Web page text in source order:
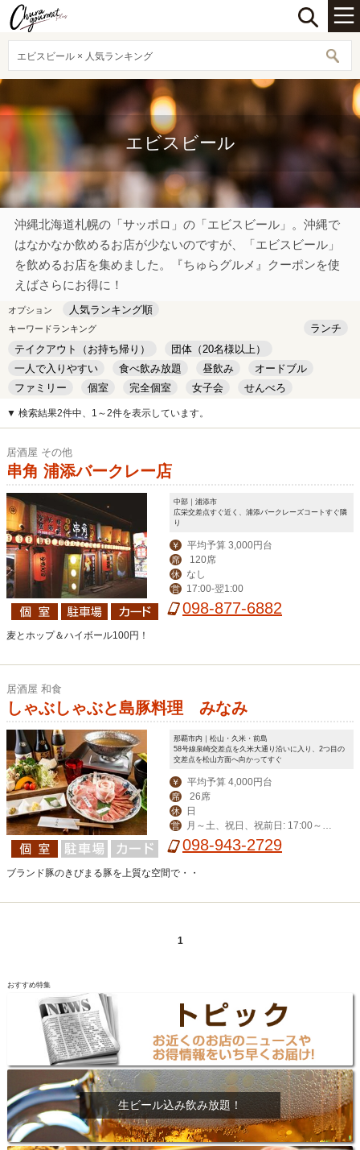
エビスビール × 人気ランキング
エビスビール
沖縄北海道札幌の「サッポロ」の「エビスビール」。沖縄で
はなかなか飲めるお店が少ないのですが、「エビスビール」
を飲めるお店を集めました。『ちゅらグルメ』クーポンを使
えばさらにお得に！
オプション 人気ランキング順
キーワードランキング
ランチ
テイクアウト（お持ち帰り）
団体（20名様以上）
一人で入りやすい
食べ飲み放題 昼飲み
オードブル
ファミリー
個室 完全個室 女子会
せんべろ
キッズルーム
安い デート
▼ 検索結果2件中、1～2件を表示しています。
居酒屋 その他
串角 浦添バークレー店
中部｜浦添市
広栄交差点すぐ近く、浦添バークレーズコートすぐ隣
り
￥ 平均予算 3,000円台
席 120席
休 なし
営 17:00-翌1:00
098-877-6882
麦とホップ＆ハイボール100円！
居酒屋 和食
しゃぶしゃぶと島豚料理 みなみ
那覇市内｜松山・久米・前島
58号線泉崎交差点を久米大通り沿いに入り、2つ目の
交差点を松山方面へ向かってすぐ
￥ 平均予算 4,000円台
席 26席
休 日
営
月～土、祝日、祝前日: 17:00～2
3:00 （料理L.O. 22:00 ドリンクL.O. 2
098-943-2729
ブランド豚のきびまる豚を上質な空間で・・
1
おすすめ特集
生ビール込み飲み放題！